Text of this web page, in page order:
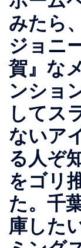
みたら
ジョニ
賀』な
ンショ
してス
ないア
る人ぞ
をゴリ
た。千
庫した